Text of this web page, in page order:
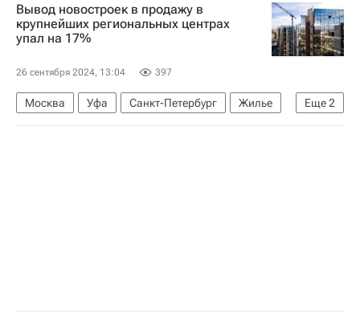
Цены
Вывод новостроек в продажу в
крупнейших региональных центрах
упал на 17%
26 сентября 2024, 13:04 397
Еще2
Москва Уфа Санкт-Петербург
Жилье
Новостройки
Строительство